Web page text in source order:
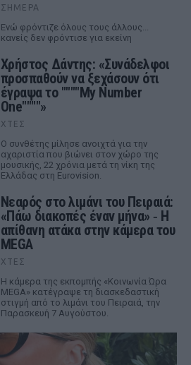
ΣΉΜΕΡΑ
Ενώ φρόντιζε όλους τους άλλους...
κανείς δεν φρόντισε για εκείνη
Χρήστος Δάντης: «Συνάδελφοι
προσπαθούν να ξεχάσουν ότι
έγραψα το """"My Number
One""""»
ΧΤΕΣ
Ο συνθέτης μίλησε ανοιχτά για την
αχαριστία που βιώνει στον χώρο της
μουσικής, 22 χρόνια μετά τη νίκη της
Ελλάδας στη Eurovision.
Νεαρός στο λιμάνι του Πειραιά:
«Πάω διακοπές έναν μήνα» ‑ Η
απίθανη ατάκα στην κάμερα του
MEGA
ΧΤΕΣ
Η κάμερα της εκπομπής «Κοινωνία Ώρα
MEGA» κατέγραψε τη διασκεδαστική
στιγμή από το λιμάνι του Πειραιά, την
Παρασκευή 7 Αυγούστου.